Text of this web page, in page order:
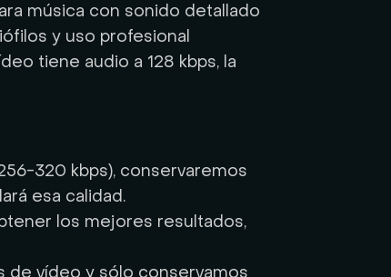
música con sonido detallado
y uso profesional
tiene audio a 128 kbps, la
320 kbps), conservaremos
esa calidad.
los mejores resultados,
de vídeo y sólo conservamos